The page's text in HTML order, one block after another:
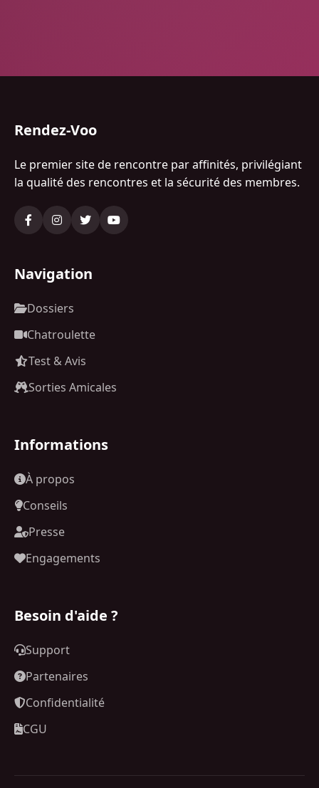
Rendez-Voo
Le premier site de rencontre par affinités, privilégiant
la qualité des rencontres et la sécurité des membres.
Navigation
Dossiers
Chatroulette
Test & Avis
Sorties Amicales
Informations
À propos
Conseils
Presse
Engagements
Besoin d'aide ?
Support
Partenaires
Confidentialité
CGU